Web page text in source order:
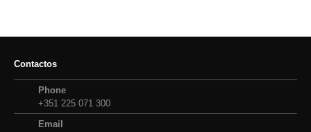
Contactos
Phone
+351 225 071 300
Email